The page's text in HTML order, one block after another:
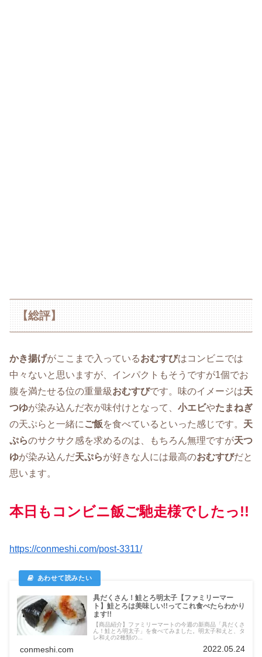
【総評】
かき揚げがここまで入っているおむすびはコンビニでは
中々ないと思いますが、インパクトもそうですが1個でお
腹を満たせる位の重量級おむすびです。味のイメージは天
つゆが染み込んだ衣が味付けとなって、 小エビやたまねぎ
の天ぷらと一緒にご飯を食べているといった感じです。 天
ぷらのサクサク感を求めるのは、もちろん無理ですが天つ
ゆが染み込んだ天ぷらが好きな人には最高のおむすびだと
思います。
本日もコンビニ飯ご馳走様でしたっ!!
https://conmeshi.com/post-3311/
具だくさん！鮭とろ明太子【ファミリーマー
ト】鮭とろは美味しい!!ってこれ食べたらわかり
ます!!
【商品紹介】ファミリーマートの今週の新商品「具だくさ
ん！鮭とろ明太子」を食べてみました。明太子和えと、タ
レ和えの2種類の...
conmeshi.com 2022.05.24